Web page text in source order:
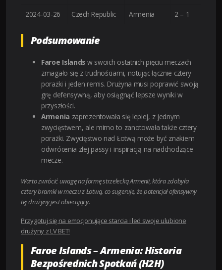
2024-03-26 Czech Republic Armenia 2 – 1
Podsumowanie
Faroe Islands w swoich ostatnich pięciu meczach
zmagało się z trudnościami, notując łącznie cztery
porażki i jeden remis. Drużyna musi poprawić swoją
grę defensywną, aby osiągnąć lepsze wyniki w
przyszłości.
Armenia zaprezentowała się lepiej, z jednym
zwycięstwem, ale mimo to zanotowała także cztery
porażki. Zwycięstwo nad Łotwą może być znakiem
odwrócenia złej passy i inspiracją na nadchodzące
mecze.
Warto zwrócić uwagę na formę strzelecką Armenii, która zdobyła
cztery bramki w meczu z Łotwą, co sugeruje, że potencjał ofensywny
tej drużyny jest obiecujący.
Przygotuj się na emocjonujące starcia i led swoje ulubione
drużyny z LV BET!
Faroe Islands – Armenia: Historia
Bezpośrednich Spotkań (H2H)